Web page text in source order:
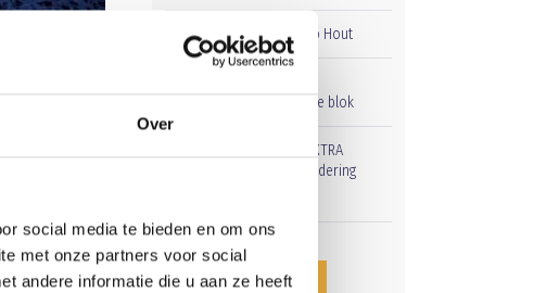
Over
social media te bieden en om ons
met onze partners voor social
andere informatie die u aan ze heeft
t Ven, mijn
Overwinning op Mierlo Hout
oefenwedstrijd tweede blok
Uitnodiging voor de EXTRA
Algemene Ledenvergadering
CATEGORIEËN